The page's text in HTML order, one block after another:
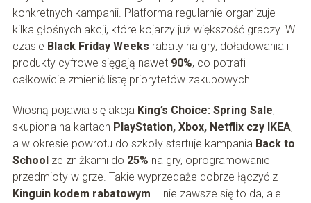
konkretnych kampanii. Platforma regularnie organizuje
kilka głośnych akcji, które kojarzy już większość graczy. W
czasie Black Friday Weeks rabaty na gry, doładowania i
produkty cyfrowe sięgają nawet 90%, co potrafi
całkowicie zmienić listę priorytetów zakupowych.
Wiosną pojawia się akcja King’s Choice: Spring Sale,
skupiona na kartach PlayStation, Xbox, Netflix czy IKEA,
a w okresie powrotu do szkoły startuje kampania Back to
Schoolze zniżkami do 25% na gry, oprogramowanie i
przedmioty w grze. Takie wyprzedaże dobrze łączyć z
Kinguin kodem rabatowym – nie zawsze się to da, ale